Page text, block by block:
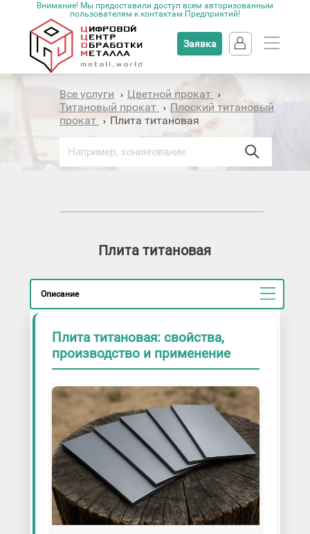
Внимание! Мы предоставили доступ всем авторизованным
пользователям к контактам Предприятий!
Заявка
Все услуги › Цветной прокат ›
Титановый прокат › Плоский титановый
прокат
› Плита титановая
Плита титановая
Описание
Плита титановая: свойства,
производство и применение